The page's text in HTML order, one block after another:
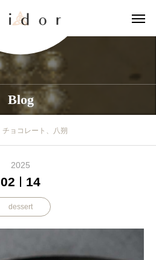
Blog
チョコレート、八朔
2025
02 14
dessert